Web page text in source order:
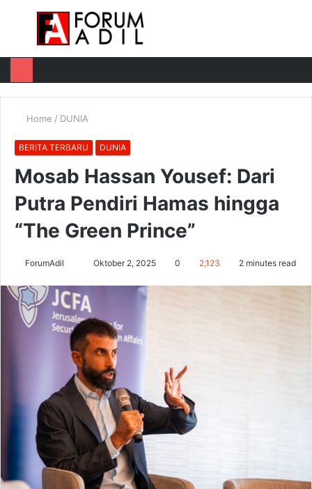
Menu
Home / DUNIA
BERITA TERBARU DUNIA
Mosab Hassan Yousef: Dari
Putra Pendiri Hamas hingga
“The Green Prince”
ForumAdil
Send
email
Oktober 2, 2025 0 2,123 2 minutes read